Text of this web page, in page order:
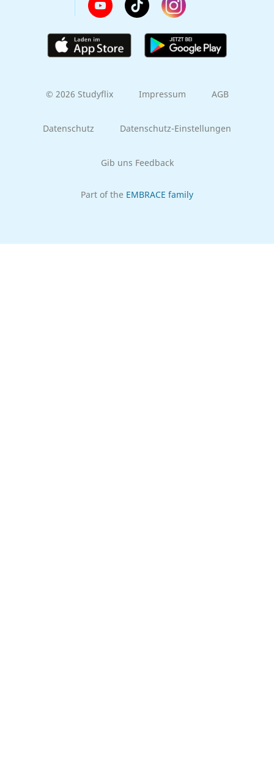
© 2026 Studyflix Impressum AGB
Datenschutz Datenschutz-Einstellungen
Gib uns Feedback
Part of the EMBRACE family